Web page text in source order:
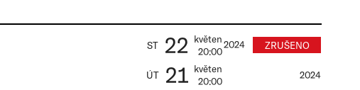
ST 22
květen
20:00
2024 ZRUŠENO
ÚT 21 květen
20:00
2024